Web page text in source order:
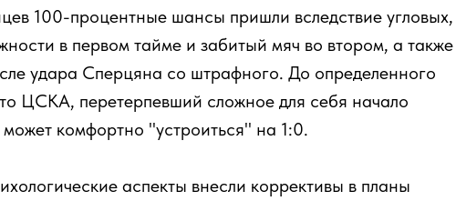
100-процентные шансы пришли вследствие угловых,
в первом тайме и забитый мяч во втором, а также
удара Сперцяна со штрафного. До определенного
ЦСКА, перетерпевший сложное для себя начало
комфортно "устроиться" на 1:0.
аспекты внесли коррективы в планы